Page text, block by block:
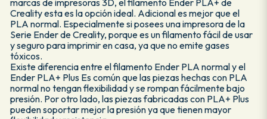
Creality esta es la opción ideal. Adicional es mejor que el
PLA normal. Especialmente si posees una impresora de la
Serie Ender de Creality, porque es un filamento fácil de usar
y seguro para imprimir en casa, ya que no emite gases
tóxicos.
Existe diferencia entre el filamento Ender PLA normal y el
Ender PLA+ Plus Es común que las piezas hechas con PLA
normal no tengan flexibilidad y se rompan fácilmente bajo
presión. Por otro lado, las piezas fabricadas con PLA+ Plus
pueden soportar mejor la presión ya que tienen mayor